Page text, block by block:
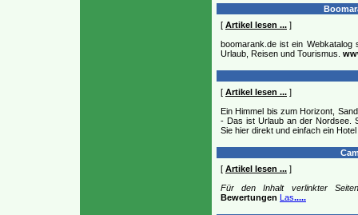
[ Artikel lesen ... ]
boomarank.de ist ein Webkatalog
Urlaub, Reisen und Tourismus.
[ Artikel lesen ... ]
Ein Himmel bis zum Horizont,
- Das ist Urlaub an der Nordsee.
Sie hier direkt und einfach ein
[ Artikel lesen ... ]
Für den Inhalt verlinkter
Bewertungen Las.....